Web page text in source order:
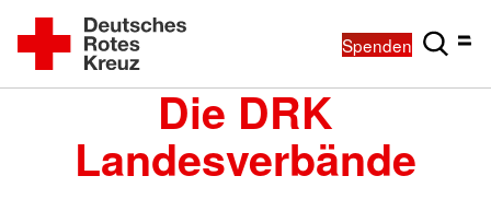
Spenden
Die DRK
Landesverbände